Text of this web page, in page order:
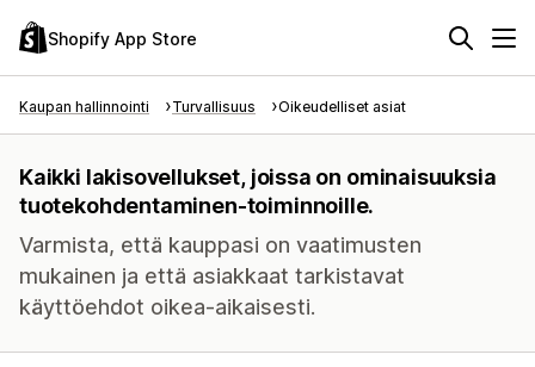
Shopify App Store
Kaupan hallinnointi Turvallisuus Oikeudelliset asiat
Kaikki lakisovellukset, joissa on ominaisuuksia
tuotekohdentaminen-toiminnoille.
Varmista, että kauppasi on vaatimusten
mukainen ja että asiakkaat tarkistavat
käyttöehdot oikea-aikaisesti.